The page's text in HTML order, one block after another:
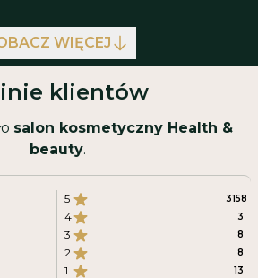
WIĘCEJ
klientów
salon kosmetyczny Health &
beauty.
5 3158
4 3
3 8
2 8
1 13